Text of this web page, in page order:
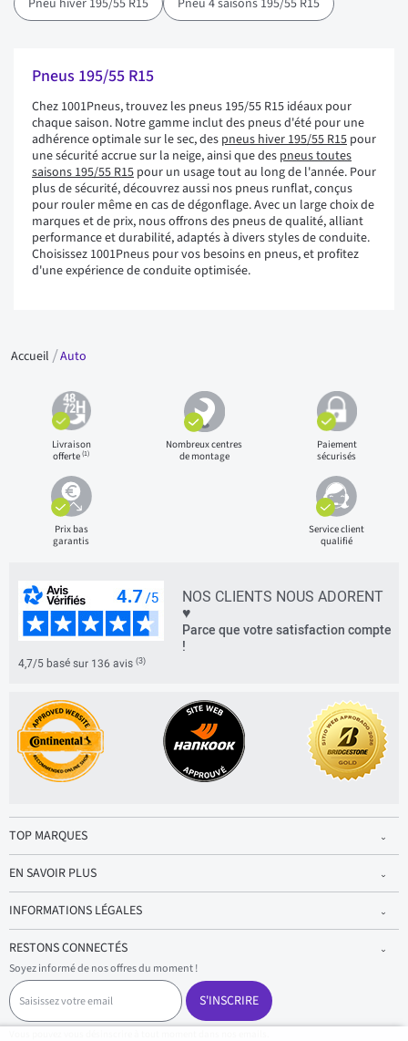
Pneu hiver 195/55 R15 Pneu 4 saisons 195/55 R15
Pneus 195/55 R15
Chez 1001Pneus, trouvez les pneus 195/55 R15 idéaux pour
chaque saison. Notre gamme inclut des pneus d'été pour une
adhérence optimale sur le sec, des pneus hiver 195/55 R15 pour
une sécurité accrue sur la neige, ainsi que des pneus toutes
saisons 195/55 R15 pour un usage tout au long de l'année. Pour
plus de sécurité, découvrez aussi nos pneus runflat, conçus
pour rouler même en cas de dégonflage. Avec un large choix de
marques et de prix, nous offrons des pneus de qualité, alliant
performance et durabilité, adaptés à divers styles de conduite.
Choisissez 1001Pneus pour vos besoins en pneus, et profitez
d'une expérience de conduite optimisée.
Accueil Auto
Livraison
offerte(1)
Nombreux centres
de montage
Paiement
sécurisés
Prix bas
garantis
Service client
qualifié
NOS CLIENTS NOUS ADORENT
♥
Parce que votre satisfaction compte
!
4,7/5 basé sur 136 avis (3)
TOP MARQUES
EN SAVOIR PLUS
INFORMATIONS LÉGALES
RESTONS CONNECTÉS
Soyez informé de nos offres du moment !
S
a
i
s
S'INSCRIRE